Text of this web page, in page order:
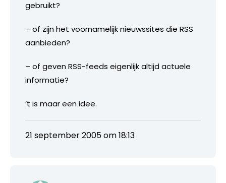
gebruikt?
– of zijn het voornamelijk nieuwssites die RSS
aanbieden?
– of geven RSS-feeds eigenlijk altijd actuele
informatie?
’t is maar een idee.
21 september 2005 om 18:13